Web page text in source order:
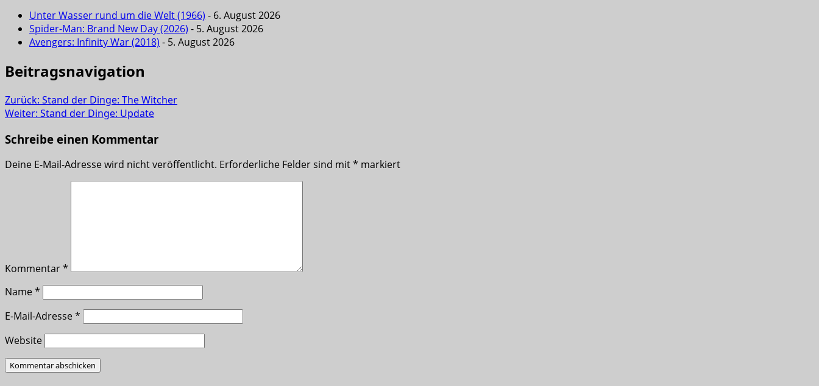
Unter Wasser rund um die Welt (1966) - 6. August 2026
Spider-Man: Brand New Day (2026) - 5. August 2026
Avengers: Infinity War (2018) - 5. August 2026
Beitragsnavigation
Zurück: Stand der Dinge: The Witcher
Weiter: Stand der Dinge: Update
Schreibe einen Kommentar
Deine E-Mail-Adresse wird nicht veröffentlicht. Erforderliche Felder sind mit* markiert
Kommentar*
Name*
E-Mail-Adresse*
Website